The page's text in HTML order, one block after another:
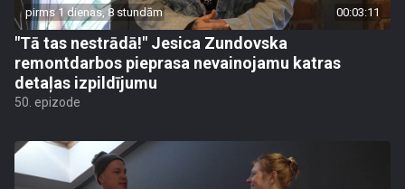
pirms 1 dienas, 8 stundām 00:03:11
"Tā tas nestrādā!" Jesica Zundovska
remontdarbos pieprasa nevainojamu katras
detaļas izpildījumu
50. epizode